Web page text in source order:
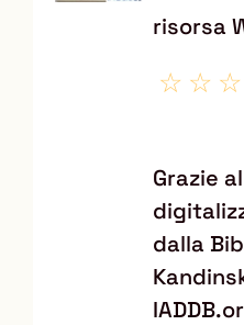
risorsa
Grazie
dalla